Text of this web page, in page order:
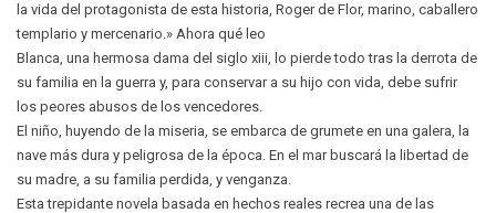
la vida del protagonista de esta historia, Roger de Flor, marino, caballero
templario y mercenario.» Ahora qué leo
Blanca, una hermosa dama del siglo xiii, lo pierde todo tras la derrota de
su familia en la guerra y, para conservar a su hijo con vida, debe sufrir
los peores abusos de los vencedores.
El niño, huyendo de la miseria, se embarca de grumete en una galera, la
nave más dura y peligrosa de la época. En el mar buscará la libertad de
su madre, a su familia perdida, y venganza.
Esta trepidante novela basada en hechos reales recrea una de las